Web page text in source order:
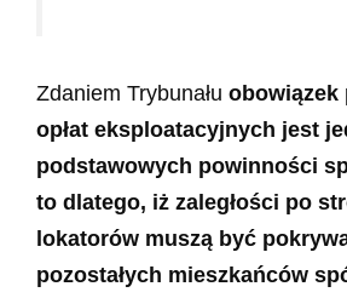
Zdaniem Trybunału obowiązek
opłat eksploatacyjnych jest
podstawowych powinności
to dlatego, iż zaległości po
lokatorów muszą być
pozostałych mieszkańców